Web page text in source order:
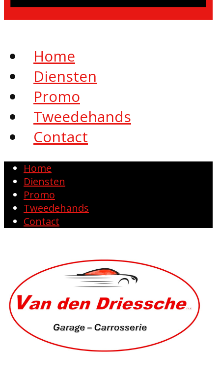
Home
Diensten
Promo
Tweedehands
Contact
Home
Diensten
Promo
Tweedehands
Contact